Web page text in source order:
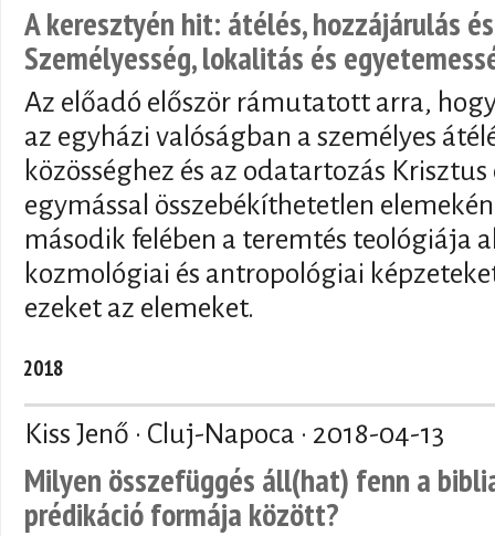
A keresztyén hit: átélés, hozzájárulás
Személyesség, lokalitás és
Az előadó először rámutatott arra,
az egyházi valóságban a személyes
közösséghez és az odatartozás
egymással összebékíthetetlen
második felében a teremtés teológiája
kozmológiai és antropológiai
ezeket az elemeket.
2018
Kiss Jenő · Cluj-Napoca · 2018-04-13
Milyen összefüggés áll(hat) fenn a
prédikáció formája között?